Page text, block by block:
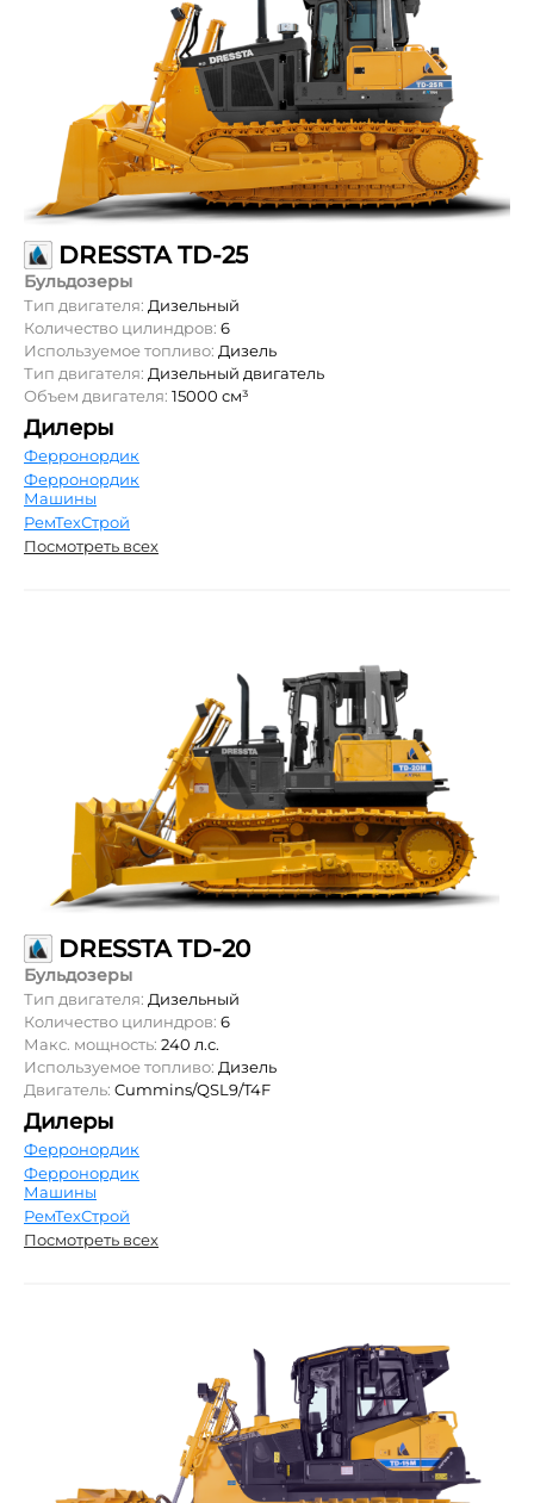
DRESSTA TD-25
Бульдозеры
Тип двигателя: Дизельный
Количество цилиндров: 6
Используемое топливо: Дизель
Тип двигателя: Дизельный двигатель
Объем двигателя: 15000 см³
Дилеры
Ферронордик
Ферронордик
Машины
РемТехСтрой
Посмотреть всех
DRESSTA TD-20
Бульдозеры
Тип двигателя: Дизельный
Количество цилиндров: 6
Макс. мощность: 240 л.с.
Используемое топливо: Дизель
Двигатель: Cummins/QSL9/T4F
Дилеры
Ферронордик
Ферронордик
Машины
РемТехСтрой
Посмотреть всех